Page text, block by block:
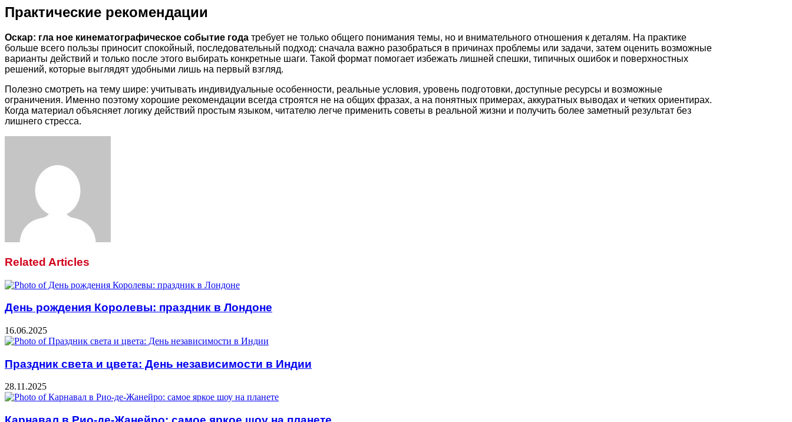
Практические рекомендации
Оскар: гла ное кинематографическое событие года требует не только общего понимания темы, но и внимательного отношения к деталям. На практике
больше всего пользы приносит спокойный, последовательный подход: сначала важно разобраться в причинах проблемы или задачи, затем оценить возможные
варианты действий и только после этого выбирать конкретные шаги. Такой формат помогает избежать лишней спешки, типичных ошибок и поверхностных
решений, которые выглядят удобными лишь на первый взгляд.
Полезно смотреть на тему шире: учитывать индивидуальные особенности, реальные условия, уровень подготовки, доступные ресурсы и возможные
ограничения. Именно поэтому хорошие рекомендации всегда строятся не на общих фразах, а на понятных примерах, аккуратных выводах и четких ориентирах.
Когда материал объясняет логику действий простым языком, читателю легче применить советы в реальной жизни и получить более заметный результат без
лишнего стресса.
Related Articles
День рождения Королевы: праздник в Лондоне
16.06.2025
Праздник света и цвета: День независимости в Индии
28.11.2025